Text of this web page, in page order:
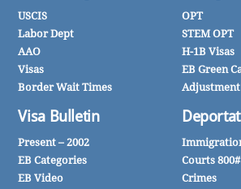
OPT
STEM OPT
H-1B Visas
EB Green
Courts 800#
Crimes
USCIS
Labor Dept
AAO
Visas
Border Wait Times
Visa Bulletin
2002 – Present
EB Categories
EB Video